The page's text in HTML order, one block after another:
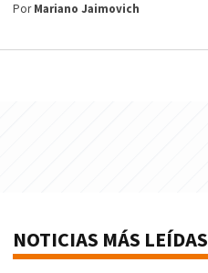
PorMariano Jaimovich
NOTICIAS MÁS LEÍDAS